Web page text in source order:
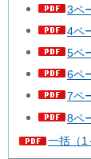
3ペ
4ペ
5ペ
6ペ
7ペ
8ペ
一括（1